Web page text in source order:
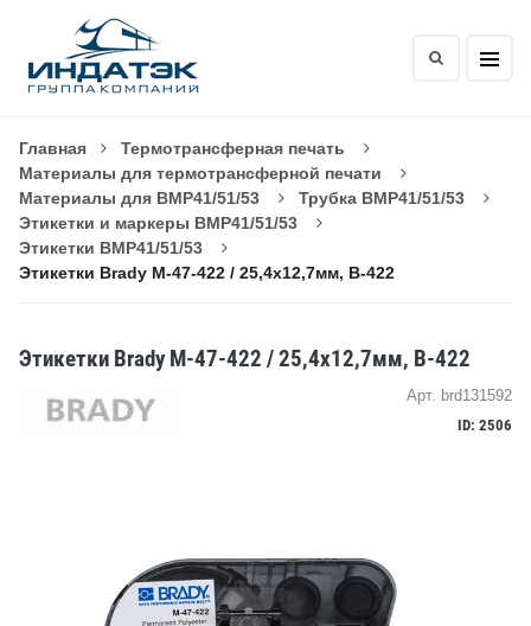
Главная
Термотрансферная печать
Материалы для термотрансферной печати
Материалы для BMP41/51/53
Трубка BMP41/51/53
Этикетки и маркеры BMP41/51/53
Этикетки BMP41/51/53
Этикетки Brady M-47-422 / 25,4x12,7мм, B-422
Этикетки Brady M-47-422 / 25,4x12,7мм, B-422
Арт. brd131592
ID: 2506